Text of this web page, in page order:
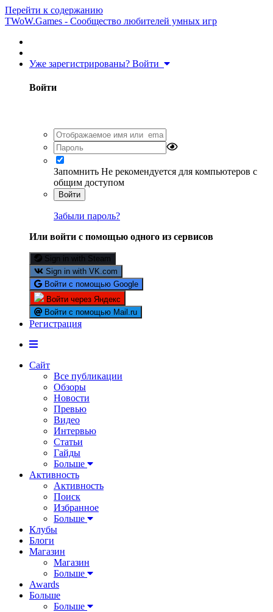
Перейти к содержанию
TWoW.Games - Сообщество любителей умных игр
Уже зарегистрированы? Войти
Войти
Запомнить Не рекомендуется для компьютеров с
общим доступом
Войти
Забыли пароль?
Или войти с помощью одного из сервисов
Sign in with Steam
Sign in with VK.com
Войти с помощью Google
Войти через Яндекс
Войти с помощью Mail.ru
Регистрация
Сайт
Все публикации
Обзоры
Новости
Превью
Видео
Интервью
Статьи
Гайды
Больше
Активность
Активность
Поиск
Избранное
Больше
Клубы
Блоги
Магазин
Магазин
Больше
Awards
Больше
Больше